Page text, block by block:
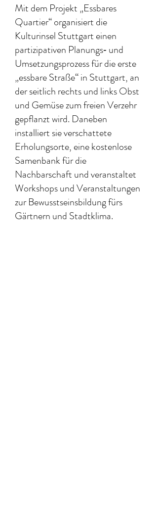
Mit dem Projekt „Essbares
Quartier“ organisiert die
Kulturinsel Stuttgart einen
partizipativen Planungs‐ und
Umsetzungsprozess für die erste
„essbare Straße“ in Stuttgart, an
der seitlich rechts und links Obst
und Gemüse zum freien Verzehr
gepflanzt wird. Daneben
installiert sie verschattete
Erholungsorte, eine kostenlose
Samenbank für die
Nachbarschaft und veranstaltet
Workshops und Veranstaltungen
zur Bewusstseinsbildung fürs
Gärtnern und Stadtklima.